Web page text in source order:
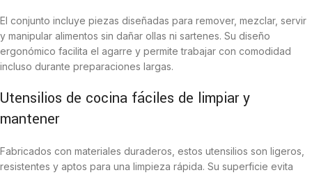
El conjunto incluye piezas diseñadas para remover, mezclar, servir
y manipular alimentos sin dañar ollas ni sartenes. Su diseño
ergonómico facilita el agarre y permite trabajar con comodidad
incluso durante preparaciones largas.
Utensilios de cocina fáciles de limpiar y
mantener
Fabricados con materiales duraderos, estos utensilios son ligeros,
resistentes y aptos para una limpieza rápida. Su superficie evita